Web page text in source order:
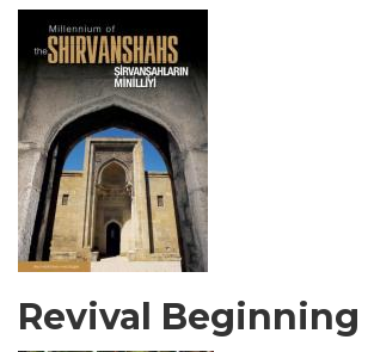
Revival Beginning